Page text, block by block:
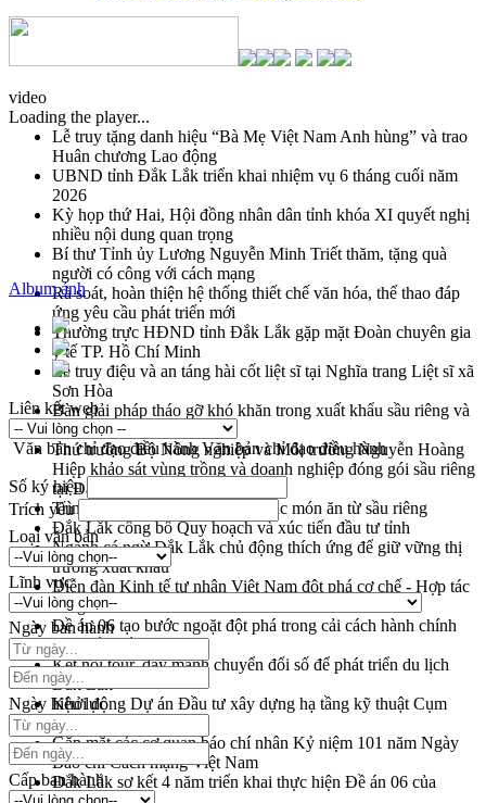
video
Loading the player...
Lễ truy tặng danh hiệu “Bà Mẹ Việt Nam Anh hùng” và trao
Huân chương Lao động
UBND tỉnh Đắk Lắk triển khai nhiệm vụ 6 tháng cuối năm
2026
Kỳ họp thứ Hai, Hội đồng nhân dân tỉnh khóa XI quyết nghị
nhiều nội dung quan trọng
Bí thư Tỉnh ủy Lương Nguyễn Minh Triết thăm, tặng quà
người có công với cách mạng
Rà soát, hoàn thiện hệ thống thiết chế văn hóa, thể thao đáp
ứng yêu cầu phát triển mới
Thường trực HĐND tỉnh Đắk Lắk gặp mặt Đoàn chuyên gia
y tế TP. Hồ Chí Minh
Lễ truy điệu và an táng hài cốt liệt sĩ tại Nghĩa trang Liệt sĩ xã
Sơn Hòa
Bàn giải pháp tháo gỡ khó khăn trong xuất khẩu sầu riêng và
triển khai quy định EUDR
Thứ trưởng Bộ Nông nghiệp và Môi trường Nguyễn Hoàng
Hiệp khảo sát vùng trồng và doanh nghiệp đóng gói sầu riêng
tại Đắk Lắk
Trình diễn nghệ thuật chế biến các món ăn từ sầu riêng
Đắk Lắk công bố Quy hoạch và xúc tiến đầu tư tỉnh
Ngành cá ngừ Đắk Lắk chủ động thích ứng để giữ vững thị
trường xuất khẩu
Diễn đàn Kinh tế tư nhân Việt Nam đột phá cơ chế - Hợp tác
công tư
Đề án 06 tạo bước ngoặt đột phá trong cải cách hành chính
tỉnh Đắk Lắk
Kết nối tour, đẩy mạnh chuyển đổi số để phát triển du lịch
Đắk Lắk
Khởi động Dự án Đầu tư xây dựng hạ tầng kỹ thuật Cụm
công nghiệp Tân Tiến
Gặp mặt các cơ quan báo chí nhân Kỷ niệm 101 năm Ngày
Báo chí Cách mạng Việt Nam
Đắk Lắk sơ kết 4 năm triển khai thực hiện Đề án 06 của
Album ảnh
Liên kết web
Văn bản chỉ đạo điều hành Văn bản chỉ đạo điều hành
Số ký hiệu
Trích yếu
Loại văn bản
Lĩnh vực
Ngày ban hành
Ngày hiệu lực
Cấp ban hành